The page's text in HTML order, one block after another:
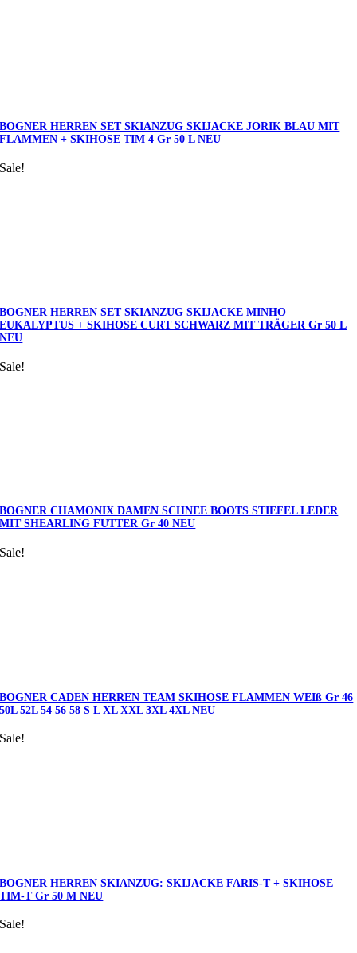
BOGNER HERREN SET SKIANZUG SKIJACKE JORIK BLAU MIT
FLAMMEN + SKIHOSE TIM 4 Gr 50 L NEU
Sale!
BOGNER HERREN SET SKIANZUG SKIJACKE MINHO
EUKALYPTUS + SKIHOSE CURT SCHWARZ MIT TRÄGER Gr 50 L
NEU
Sale!
BOGNER CHAMONIX DAMEN SCHNEE BOOTS STIEFEL LEDER
MIT SHEARLING FUTTER Gr 40 NEU
Sale!
BOGNER CADEN HERREN TEAM SKIHOSE FLAMMEN WEIß Gr 46
50L 52L 54 56 58 S L XL XXL 3XL 4XL NEU
Sale!
BOGNER HERREN SKIANZUG: SKIJACKE FARIS-T + SKIHOSE
TIM-T Gr 50 M NEU
Sale!